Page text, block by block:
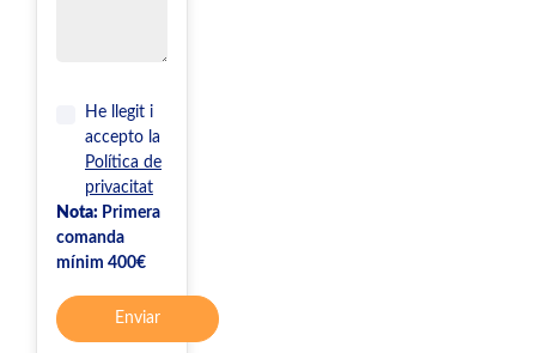
He llegit i
accepto la
Política de
privacitat
Nota: Primera
comanda
mínim 400€
Enviar